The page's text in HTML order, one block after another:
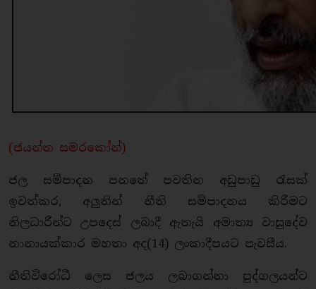
(ජයන්ත සමරකෝන්)
ජල සම්පාදන පනතේ පවතින අඩුපාඩු රැසක්
ඉවත්කර, අලුතින් නීති සම්පාදනය කිරීමට
නිලධාරීන්ට උපදෙස් ලබාදී ඇතැයි අමාත්‍ය වාසුදේව
නානායක්කාර මහතා අද(14) ලංකාදීපයට පැවසීය.
නීතිවිරෝධී ලෙස ජලය ලබාගන්නා පුද්ගලයන්ට